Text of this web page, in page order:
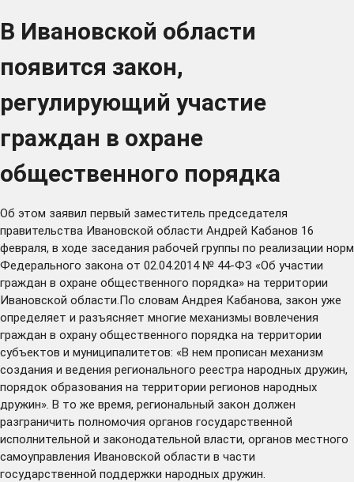
В Ивановской области
появится закон,
регулирующий участие
граждан в охране
общественного порядка
Об этом заявил первый заместитель председателя
правительства Ивановской области Андрей Кабанов 16
февраля, в ходе заседания рабочей группы по реализации норм
Федерального закона от 02.04.2014 № 44-ФЗ «Об участии
граждан в охране общественного порядка» на территории
Ивановской области.По словам Андрея Кабанова, закон уже
определяет и разъясняет многие механизмы вовлечения
граждан в охрану общественного порядка на территории
субъектов и муниципалитетов: «В нем прописан механизм
создания и ведения регионального реестра народных дружин,
порядок образования на территории регионов народных
дружин». В то же время, региональный закон должен
разграничить полномочия органов государственной
исполнительной и законодательной власти, органов местного
самоуправления Ивановской области в части
государственной поддержки народных дружин.